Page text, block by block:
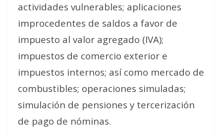
actividades vulnerables; aplicaciones
improcedentes de saldos a favor de
impuesto al valor agregado (IVA);
impuestos de comercio exterior e
impuestos internos; así como mercado de
combustibles; operaciones simuladas;
simulación de pensiones y tercerización
de pago de nóminas.